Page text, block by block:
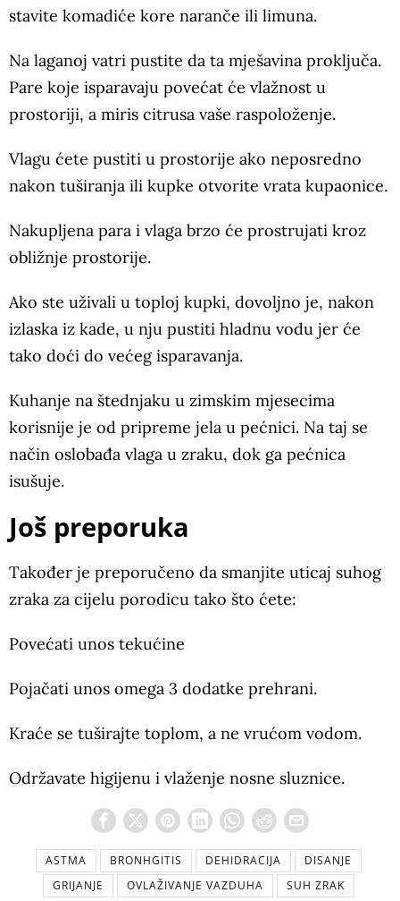
stavite komadiće kore naranče ili limuna.
Na laganoj vatri pustite da ta mješavina proključa.
Pare koje isparavaju povećat će vlažnost u
prostoriji, a miris citrusa vaše raspoloženje.
Vlagu ćete pustiti u prostorije ako neposredno
nakon tuširanja ili kupke otvorite vrata kupaonice.
Nakupljena para i vlaga brzo će prostrujati kroz
obližnje prostorije.
Ako ste uživali u toploj kupki, dovoljno je, nakon
izlaska iz kade, u nju pustiti hladnu vodu jer će
tako doći do većeg isparavanja.
Kuhanje na štednjaku u zimskim mjesecima
korisnije je od pripreme jela u pećnici. Na taj se
način oslobađa vlaga u zraku, dok ga pećnica
isušuje.
Još preporuka
Također je preporučeno da smanjite uticaj suhog
zraka za cijelu porodicu tako što ćete:
Povećati unos tekućine
Pojačati unos omega 3 dodatke prehrani.
Kraće se tuširajte toplom, a ne vrućom vodom.
Održavate higijenu i vlaženje nosne sluznice.
ASTMA BRONHGITIS DEHIDRACIJA
DISANJE
GRIJANJE
OVLAŽIVANJE VAZDUHA SUH ZRAK